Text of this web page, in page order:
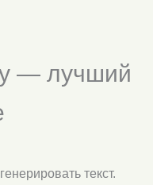
— лучший
текст.